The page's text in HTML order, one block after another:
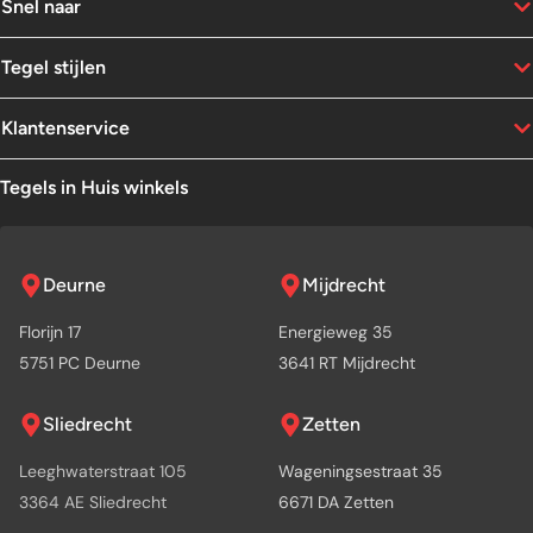
Snel naar
Tegel stijlen
Klantenservice
Tegels in Huis winkels
Deurne
Florijn 17
5751 PC Deurne
Mijdrecht
Energieweg 35
3641 RT Mijdrecht
Sliedrecht
Leeghwaterstraat 105
3364 AE Sliedrecht
Zetten
Wageningsestraat 35
6671 DA Zetten